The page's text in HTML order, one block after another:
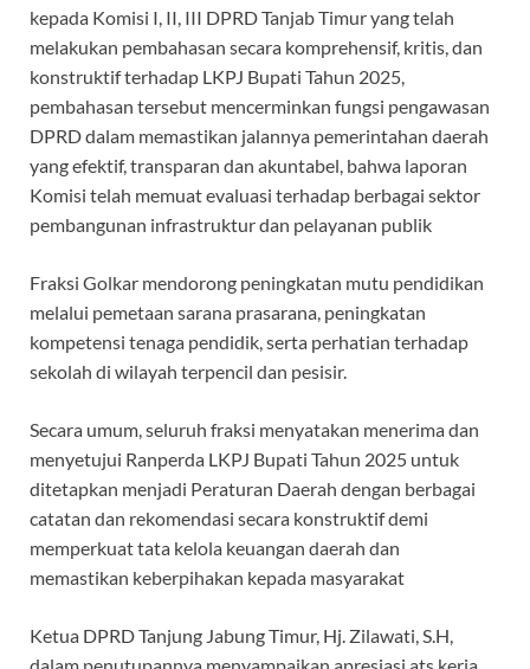
kepada Komisi I, II, III DPRD Tanjab Timur yang telah
melakukan pembahasan secara komprehensif, kritis, dan
konstruktif terhadap LKPJ Bupati Tahun 2025,
pembahasan tersebut mencerminkan fungsi pengawasan
DPRD dalam memastikan jalannya pemerintahan daerah
yang efektif, transparan dan akuntabel, bahwa laporan
Komisi telah memuat evaluasi terhadap berbagai sektor
pembangunan infrastruktur dan pelayanan publik
Fraksi Golkar mendorong peningkatan mutu pendidikan
melalui pemetaan sarana prasarana, peningkatan
kompetensi tenaga pendidik, serta perhatian terhadap
sekolah di wilayah terpencil dan pesisir.
Secara umum, seluruh fraksi menyatakan menerima dan
menyetujui Ranperda LKPJ Bupati Tahun 2025 untuk
ditetapkan menjadi Peraturan Daerah dengan berbagai
catatan dan rekomendasi secara konstruktif demi
memperkuat tata kelola keuangan daerah dan
memastikan keberpihakan kepada masyarakat
Ketua DPRD Tanjung Jabung Timur, Hj. Zilawati, S.H,